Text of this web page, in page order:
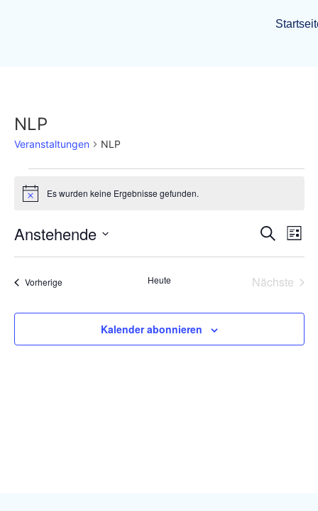
NLP
Veranstaltungen NLP
HinweisEs wurden keine Ergebnisse gefunden.
und
SucheListe
Anstehende
wählen.
VorherigeVeranstaltungen Heute Nächste
Kalender abonnieren